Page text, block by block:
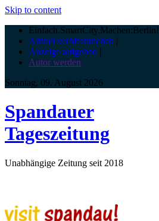
Skip to content
Einfach.SmartCity.Machen:Berlin!
Artikel veröffentlichen |
Anzeige aufgeben |
Autor werden
Sonntag, 09. August 2026
Spandauer
Tageszeitung
Unabhängige Zeitung seit 2018